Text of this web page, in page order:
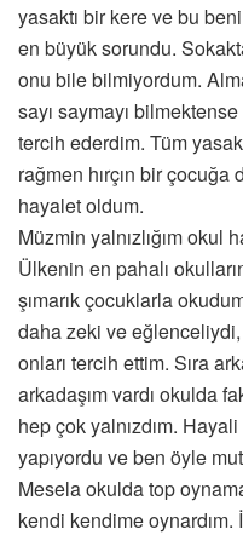
yasaktı bir kere ve bu
en büyük sorundu.
onu bile bilmiyordum.
sayı saymayı
tercih ederdim. Tüm
rağmen hırçın bir
hayalet oldum.
Müzmin yalnızlığım okul
Ülkenin en pahalı
şımarık çocuklarla
daha zeki ve
onları tercih ettim. Sıra
arkadaşım vardı okulda
hep çok yalnızdım.
yapıyordu ve ben öyle
Mesela okulda top
kendi kendime oynardım.